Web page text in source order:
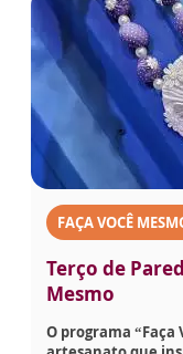
FAÇA VOCÊ
Terço de
Mesmo
O programa “Faça